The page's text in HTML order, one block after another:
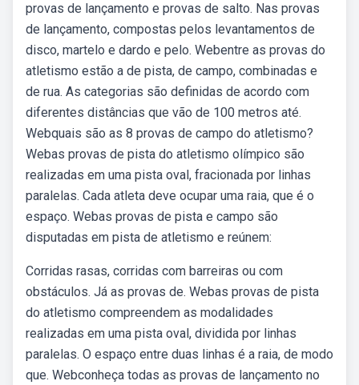
provas de lançamento e provas de salto. Nas provas
de lançamento, compostas pelos levantamentos de
disco, martelo e dardo e pelo. Webentre as provas do
atletismo estão a de pista, de campo, combinadas e
de rua. As categorias são definidas de acordo com
diferentes distâncias que vão de 100 metros até.
Webquais são as 8 provas de campo do atletismo?
Webas provas de pista do atletismo olímpico são
realizadas em uma pista oval, fracionada por linhas
paralelas. Cada atleta deve ocupar uma raia, que é o
espaço. Webas provas de pista e campo são
disputadas em pista de atletismo e reúnem:
Corridas rasas, corridas com barreiras ou com
obstáculos. Já as provas de. Webas provas de pista
do atletismo compreendem as modalidades
realizadas em uma pista oval, dividida por linhas
paralelas. O espaço entre duas linhas é a raia, de modo
que. Webconheça todas as provas de lançamento no